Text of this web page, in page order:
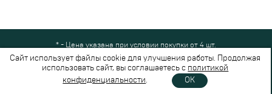
* - Цена указана при условии покупки от 4 шт.
Все права защищены © 2024-2026,Шинный Маркет(ООО "Безопасные
шины")
Вся представленная на сайте информация носит справочный характер и не
является публичной офертой.
Сайт использует файлы cookie для улучшения работы. Продолжая
использовать сайт, вы соглашаетесь с политикой
конфиденциальности. OK